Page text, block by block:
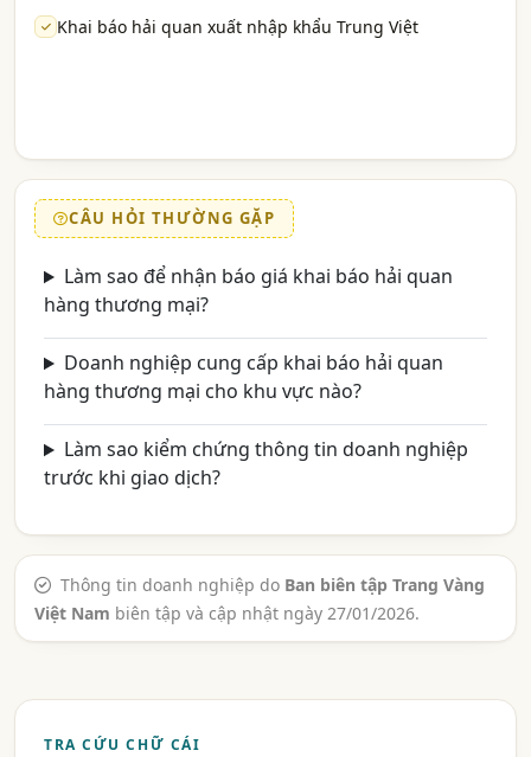
Khai báo hải quan xuất nhập khẩu Trung Việt
CÂU HỎI THƯỜNG GẶP
Làm sao để nhận báo giá khai báo hải quan
hàng thương mại?
Doanh nghiệp cung cấp khai báo hải quan
hàng thương mại cho khu vực nào?
Làm sao kiểm chứng thông tin doanh nghiệp
trước khi giao dịch?
Thông tin doanh nghiệp do Ban biên tập Trang Vàng
Việt Nam biên tập và cập nhật ngày 27/01/2026.
TRA CỨU CHỮ CÁI